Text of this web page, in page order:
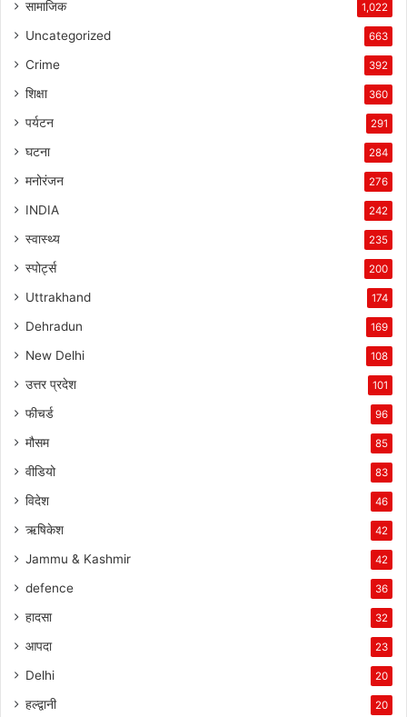
सामाजिक 1,022
Uncategorized 663
Crime 392
शिक्षा 360
पर्यटन 291
घटना 284
मनोरंजन 276
INDIA 242
स्वास्थ्य 235
स्पोर्ट्स 200
Uttrakhand 174
Dehradun 169
New Delhi 108
उत्तर प्रदेश 101
फीचर्ड 96
मौसम 85
वीडियो 83
विदेश 46
ऋषिकेश 42
Jammu & Kashmir 42
defence 36
हादसा 32
आपदा 23
Delhi 20
हल्द्वानी 20